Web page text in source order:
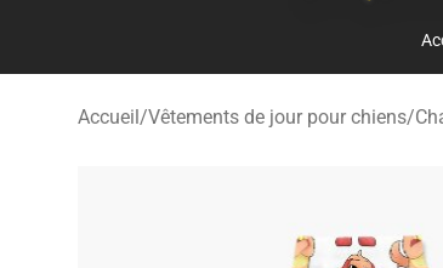
Accueil/Vêtements de jour pour chiens/